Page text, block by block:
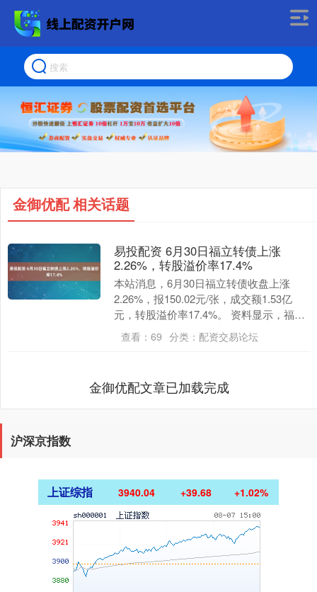
金御优配 相关话题
易投配资 6月30日福立转债上涨
2.26%，转股溢价率17.4%
本站消息，6月30日福立转债收盘上涨
2.26%，报150.02元/张，成交额1.53亿
元，转股溢价率17.4%。 资料显示，福立
转债信用级别为“AA-”，债券期....
查看： 69 分类： 配资交易论坛
金御优配文章已加载完成
沪深京指数
上证综指 3940.04 +39.68 +1.02%